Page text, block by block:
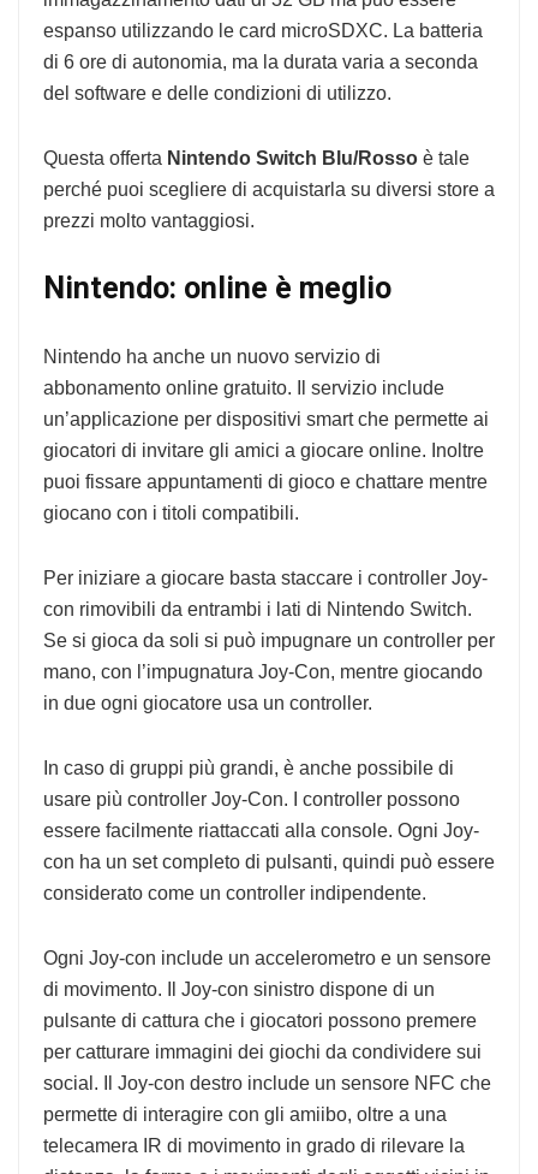
espanso utilizzando le card microSDXC. La batteria
di 6 ore di autonomia, ma la durata varia a seconda
del software e delle condizioni di utilizzo.
Questa offerta Nintendo Switch Blu/Rosso è tale
perché puoi scegliere di acquistarla su diversi store a
prezzi molto vantaggiosi.
Nintendo: online è meglio
Nintendo ha anche un nuovo servizio di
abbonamento online gratuito. Il servizio include
un’applicazione per dispositivi smart che permette ai
giocatori di invitare gli amici a giocare online. Inoltre
puoi fissare appuntamenti di gioco e chattare mentre
giocano con i titoli compatibili.
Per iniziare a giocare basta staccare i controller Joy-
con rimovibili da entrambi i lati di Nintendo Switch.
Se si gioca da soli si può impugnare un controller per
mano, con l’impugnatura Joy-Con, mentre giocando
in due ogni giocatore usa un controller.
In caso di gruppi più grandi, è anche possibile di
usare più controller Joy-Con. I controller possono
essere facilmente riattaccati alla console. Ogni Joy-
con ha un set completo di pulsanti, quindi può essere
considerato come un controller indipendente.
Ogni Joy-con include un accelerometro e un sensore
di movimento. Il Joy-con sinistro dispone di un
pulsante di cattura che i giocatori possono premere
per catturare immagini dei giochi da condividere sui
social. Il Joy-con destro include un sensore NFC che
permette di interagire con gli amiibo, oltre a una
telecamera IR di movimento in grado di rilevare la